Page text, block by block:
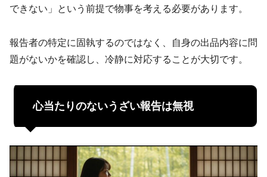
できない」という前提で物事を考える必要があります。
報告者の特定に固執するのではなく、自身の出品内容に問
題がないかを確認し、冷静に対応することが大切です。
心当たりのないうざい報告は無視